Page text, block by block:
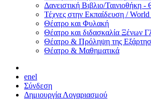
Δανειστική Βιβλιο/Ταινιοθήκη -
Τέχνες στην Εκπαίδευση /
Θέατρο και Φυλακή
Θέατρο και διδασκαλία Ξένων
Θέατρο & Πρόληψη της
Θέατρο & Μαθηματικά
enel
Σύνδεση
Δημιουργία Λογαριασμού